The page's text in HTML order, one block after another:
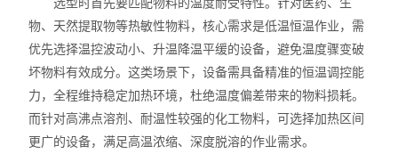
水热合成反应釜/消解罐
超声波清洗器
紫外分析仪
物、天然提取物等热敏性物料，核心需求是低温恒温作业，需
优先选择温控波动小、升温降温平缓的设备，避免温度骤变破
坏物料有效成分。这类场景下，设备需具备精准的恒温调控能
力，全程维持稳定加热环境，杜绝温度偏差带来的物料损耗。
而针对高沸点溶剂、耐温性较强的化工物料，可选择加热区间
更广的设备，满足高温浓缩、深度脱溶的作业需求。